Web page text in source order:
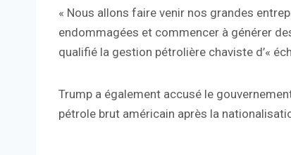
« Nous allons faire venir nos grandes
endommagées et commencer à générer
qualifié la gestion pétrolière chaviste d’«
Trump a également accusé le
pétrole brut américain après la